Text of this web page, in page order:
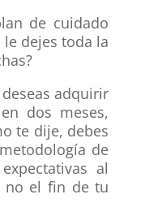
de cuidado
dejes toda la
adquirir
dos meses,
te dije, debes
de
al
no el fin de tu